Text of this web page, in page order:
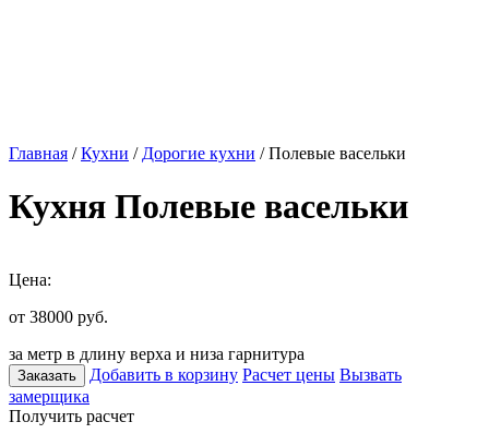
Главная /Кухни / Дорогие кухни / Полевые васельки
Кухня Полевые васельки
Цена:
от 38000 руб.
за метр в длину верха и низа гарнитура
Заказать Добавить в корзину Расчет цены Вызвать
замерщика
Получить расчет